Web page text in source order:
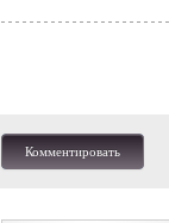
Комментировать